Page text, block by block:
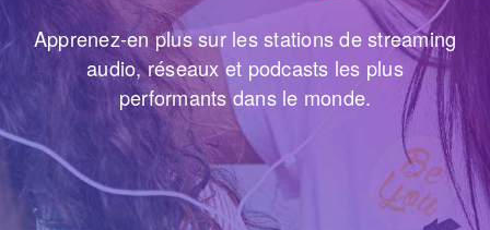
Apprenez-en plus sur les stations de streaming
audio, réseaux et podcasts les plus
performants dans le monde.